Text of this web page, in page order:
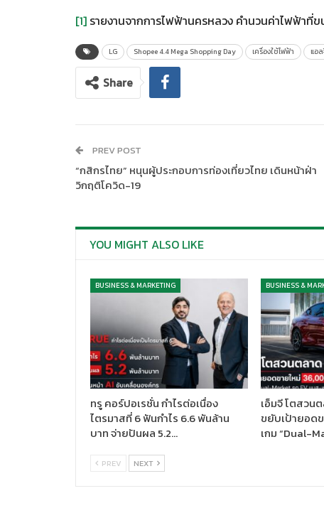
[1] รายงานจากการไฟฟ้านครหลวง คำนวนค่าไฟฟ้าที่
LG Shopee 4.4 Mega Shopping Day เครื่องใช้ไฟฟ้า แอ
Share
PREV POST
“กสิกรไทย” หนุนผู้ประกอบการท่องเที่ยวไทย เดินหน้าฝ่า
วิกฤติโควิด-19
YOU MIGHT ALSO LIKE
BUSINESS & MARKETING
ทรู คอร์ปอเรชั่น กำไรต่อเนื่อง
ไตรมาสที่ 6 ฟันกำไร 6.6 พันล้าน
บาท จ่ายปันผล 5.2…
BUSINESS &
เอ็มจี โตสวน
ขยับเป้ายอด
เกม “Dual-
PREV NEXT